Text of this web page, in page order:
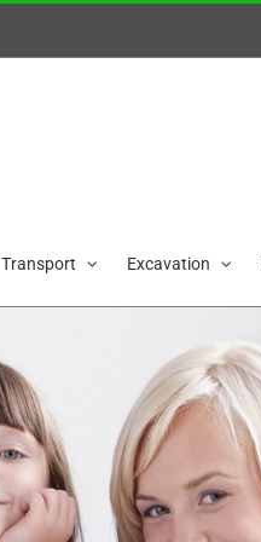
Transport Excavation